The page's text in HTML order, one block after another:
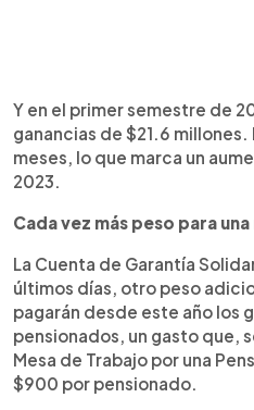
Y en el primer semestre de
ganancias de $21.6 millones.
meses, lo que marca un
2023.
Cada vez más peso para
La Cuenta de Garantía
últimos días, otro peso
pagarán desde este año los
pensionados, un gasto que,
Mesa de Trabajo por una
$900 por pensionado.